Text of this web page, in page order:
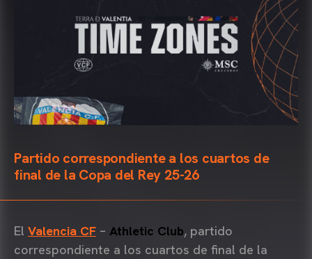
Partido correspondiente a los cuartos de
final de la Copa del Rey 25-26
El Valencia CF – Athletic Club, partido
correspondiente a los cuartos de final de la